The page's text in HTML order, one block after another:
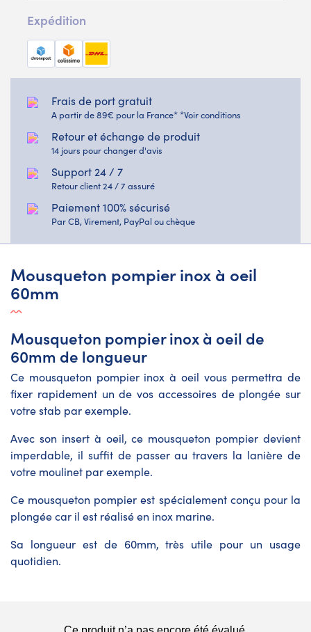
Expédition
Frais de port gratuit
A partir de 89€ pour la France* *Voir conditions
Retour et échange de produit
14 jours pour changer d'avis
Support 24 / 7
Retour client 24 / 7 assuré
Paiement 100% sécurisé
Par CB, Virement, PayPal ou chèque
Mousqueton pompier inox à oeil
60mm
Mousqueton pompier inox à oeil de
60mm de longueur
Ce mousqueton pompier inox à oeil vous permettra de
fixer rapidement un de vos accessoires de plongée sur
votre stab par exemple.
Avec son insert à oeil, ce mousqueton pompier devient
imperdable, il suffit de passer au travers la lanière de
votre moulinet par exemple.
Ce mousqueton pompier est spécialement conçu pour la
plongée car il est réalisé en inox marine.
Sa longueur est de 60mm, très utile pour un usage
quotidien.